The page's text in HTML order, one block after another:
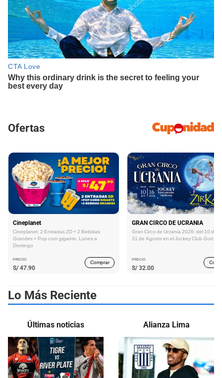
Ofertas
Cineplanet
Cineplanet: 2 Entradas 2D + 2 Bebidas
Grandes + Pop corn gigante. Lunes a
Domingo
PRECIO
S/ 47.90
Comprar
GRAN CIRCO DE UCRANIA
Gran Circo de Ucrania 2026: del 10 de
31 de Agosto en el Jockey Club-Surco
PRECIO
S/ 32.00
Lo Más Reciente
Últimas noticias Alianza Lima